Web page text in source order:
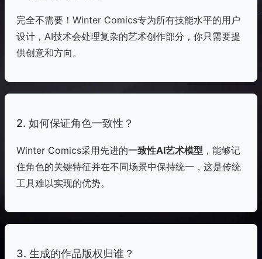
完全不需要！Winter Comics专为所有技能水平的用户
设计，AI技术会处理复杂的艺术创作部分，你只需要提
供创意和方向。
2. 如何保证角色一致性？
Winter Comics采用先进的一致性AI艺术模型 ，能够记
住角色的关键特征并在不同场景中保持统一，这是传统
工具难以实现的优势。
3. 生成的作品版权归谁？